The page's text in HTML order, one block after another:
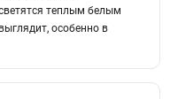
теплым белым
особенно в